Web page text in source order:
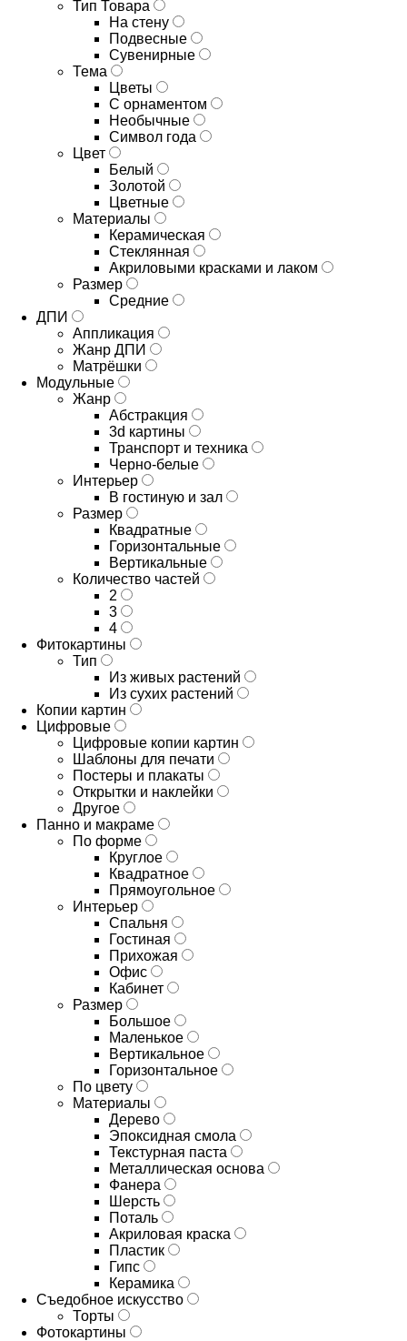
Тип Товара
На стену
Подвесные
Сувенирные
Тема
Цветы
С орнаментом
Необычные
Символ года
Цвет
Белый
Золотой
Цветные
Материалы
Керамическая
Стеклянная
Акриловыми красками и лаком
Размер
Средние
ДПИ
Аппликация
Жанр ДПИ
Матрёшки
Модульные
Жанр
Абстракция
3d картины
Транспорт и техника
Черно-белые
Интерьер
В гостиную и зал
Размер
Квадратные
Горизонтальные
Вертикальные
Количество частей
2
3
4
Фитокартины
Тип
Из живых растений
Из сухих растений
Копии картин
Цифровые
Цифровые копии картин
Шаблоны для печати
Постеры и плакаты
Открытки и наклейки
Другое
Панно и макраме
По форме
Круглое
Квадратное
Прямоугольное
Интерьер
Спальня
Гостиная
Прихожая
Офис
Кабинет
Размер
Большое
Маленькое
Вертикальное
Горизонтальное
По цвету
Материалы
Дерево
Эпоксидная смола
Текстурная паста
Металлическая основа
Фанера
Шерсть
Поталь
Акриловая краска
Пластик
Гипс
Керамика
Съедобное искусство
Торты
Фотокартины